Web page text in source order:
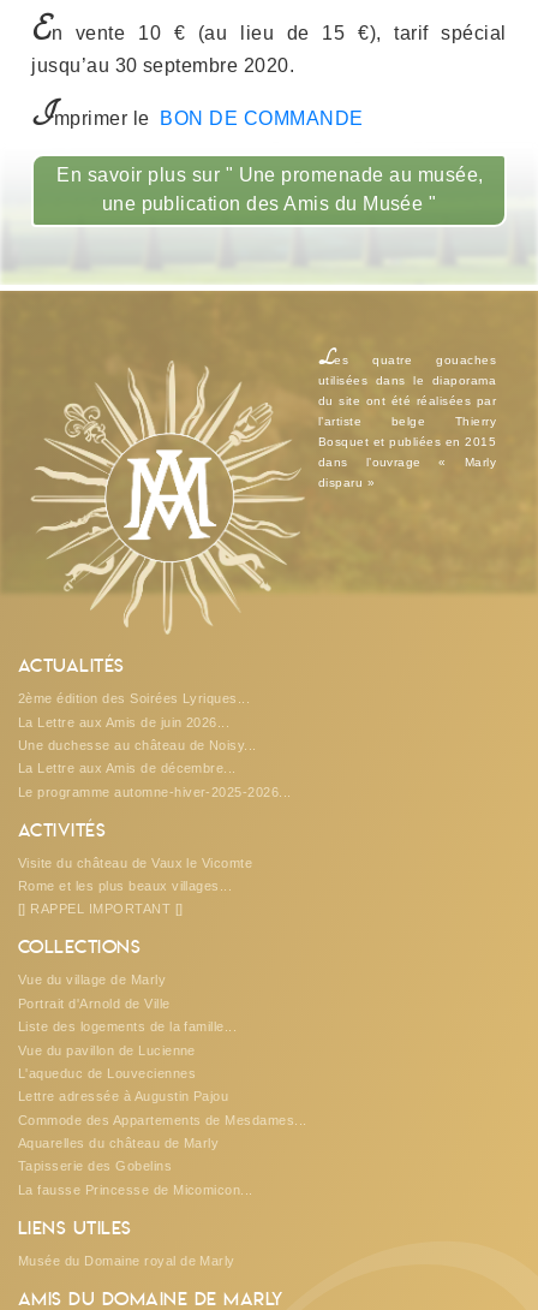
En vente 10 € (au lieu de 15 €), tarif spécial
jusqu’au 30 septembre 2020.
Imprimer le BON DE COMMANDE
En savoir plus sur " Une promenade au musée,
une publication des Amis du Musée "
Les quatre gouaches
utilisées dans le diaporama
du site ont été réalisées par
l’artiste belge Thierry
Bosquet et publiées en 2015
dans l’ouvrage « Marly
disparu »
Actualités
2ème édition des Soirées Lyriques...
La Lettre aux Amis de juin 2026...
Une duchesse au château de Noisy...
La Lettre aux Amis de décembre...
Le programme automne-hiver-2025-2026...
Activités
Visite du château de Vaux le Vicomte
Rome et les plus beaux villages...
[] RAPPEL IMPORTANT []
Collections
Vue du village de Marly
Portrait d'Arnold de Ville
Liste des logements de la famille...
Vue du pavillon de Lucienne
L'aqueduc de Louveciennes
Lettre adressée à Augustin Pajou
Commode des Appartements de Mesdames...
Aquarelles du château de Marly
Tapisserie des Gobelins
La fausse Princesse de Micomicon...
Liens utiles
Musée du Domaine royal de Marly
Amis du Domaine de Marly